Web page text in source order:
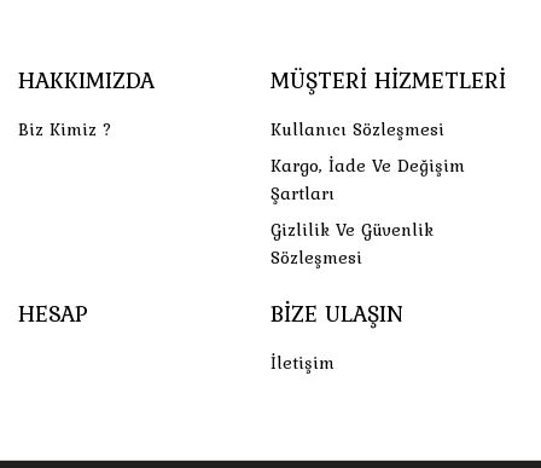
HAKKIMIZDA
Biz Kimiz ?
MÜŞTERI HIZMETLERI
Kullanıcı Sözleşmesi
Kargo, İade Ve Değişim
Şartları
Gizlilik Ve Güvenlik
Sözleşmesi
HESAP BIZE ULAŞIN
İletişim